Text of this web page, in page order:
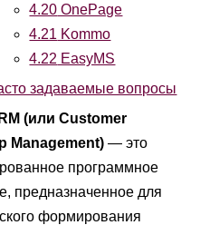
4.20 OnePage
4.21 Kommo
4.22 EasyMS
задаваемые вопросы
(или Customer
Management) — это
программное
предназначенное для
формирования